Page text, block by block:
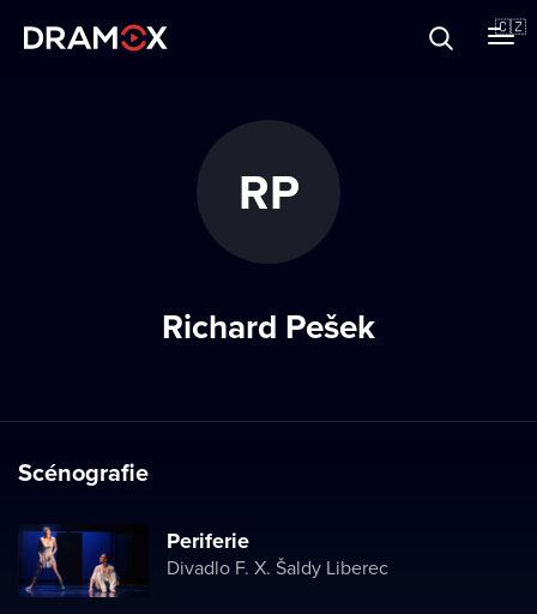
🇨🇿
RP
Richard Pešek
Scénografie
Periferie
Divadlo F. X. Šaldy Liberec